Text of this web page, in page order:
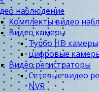
наблюдение
Комплекты видео
Видео камеры
Турбо HD камеры
цифровые
Видео регистраторы
Сетевые видео
NVR